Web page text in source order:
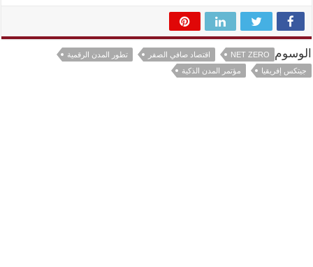
الوسوم NET ZERO اقتصاد صافي الصفر
تطور المدن الرقمية
جيتكس إفريقيا
مؤتمر المدن الذكية